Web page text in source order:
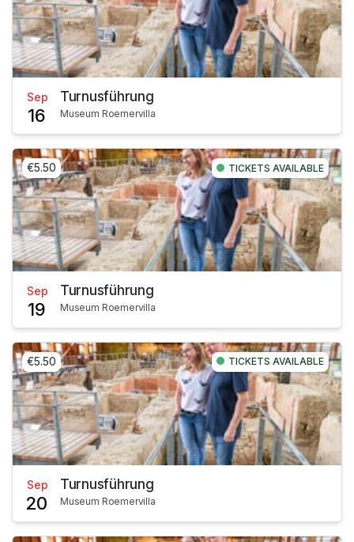
Sep
16
Turnusführung
Museum Roemervilla
€5.50 TICKETS AVAILABLE
Sep
19
Turnusführung
Museum Roemervilla
€5.50 TICKETS AVAILABLE
Sep
20
Turnusführung
Museum Roemervilla